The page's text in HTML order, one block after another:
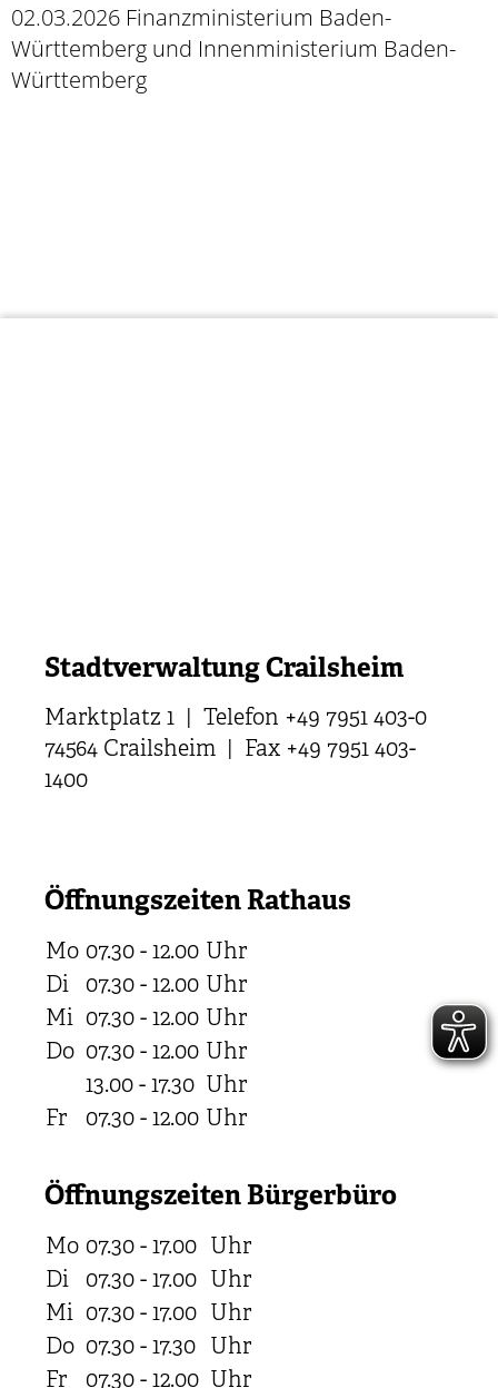
02.03.2026 Finanzministerium Baden-
Württemberg und Innenministerium Baden-
Württemberg
Stadtverwaltung Crailsheim
Marktplatz 1 | Telefon +49 7951 403-0
74564 Crailsheim | Fax +49 7951 403-
1400
Öffnungszeiten Rathaus
Mo 07.30 - 12.00 Uhr
Di
07.30 - 12.00 Uhr
Mi 07.30 - 12.00 Uhr
Do 07.30 - 12.00 Uhr
13.00 - 17.30 Uhr
Fr
07.30 - 12.00 Uhr
Öffnungszeiten Bürgerbüro
Mo 07.30 - 17.00 Uhr
Di
07.30 - 17.00 Uhr
Mi 07.30 - 17.00 Uhr
Do 07.30 - 17.30 Uhr
Fr
07.30 - 12.00 Uhr